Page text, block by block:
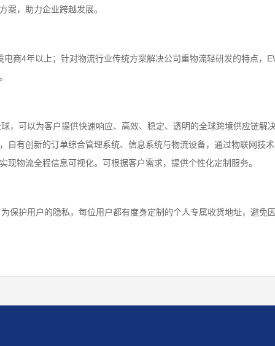
案，助力企业跨越发展。
商4年以上；针对物流行业传统方案解决公司重物流轻研发的特点，
，可以为客户提供快速响应、高效、稳定、透明的全球跨境供应链解
自有创新的订单综合管理系统、信息系统与物流设备，通过物联网技
现物流全程信息可视化。可根据客户需求，提供个性化定制服务。
保护用户的隐私，每位用户都有度身定制的个人专属收货地址，避免